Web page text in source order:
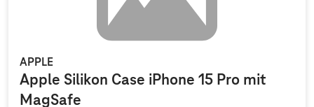
APPLE
Apple Silikon Case iPhone 15 Pro mit
MagSafe